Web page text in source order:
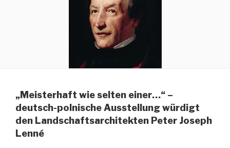
„Meisterhaft wie selten einer…“ –
deutsch-polnische Ausstellung würdigt
den Landschaftsarchitekten Peter Joseph
Lenné